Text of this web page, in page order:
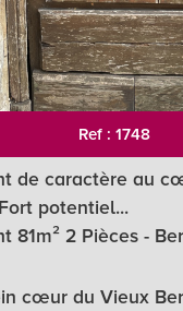
Ref : 1748
de caractère au
potentiel...
81m² 2 Pièces -
cœur du Vieux